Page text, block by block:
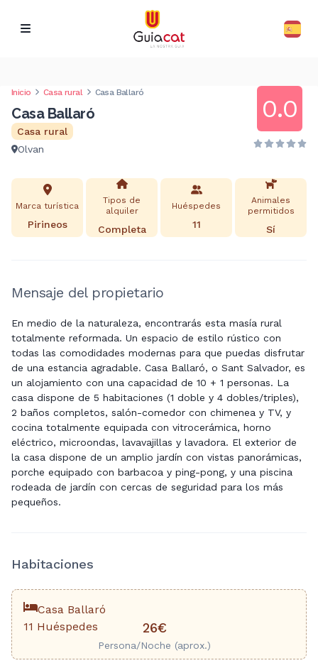
Inicio Casa rural Casa Ballaró
Casa Ballaró
Casa rural
Olvan
0.0
Marca turística
Pirineos
Tipos de
alquiler
Completa
Huéspedes
11
Animales
permitidos
Sí
Mensaje del propietario
En medio de la naturaleza, encontrarás esta masía rural
totalmente reformada. Un espacio de estilo rústico con
todas las comodidades modernas para que puedas disfrutar
de una estancia agradable. Casa Ballaró, o Sant Salvador, es
un alojamiento con una capacidad de 10 + 1 personas. La
casa dispone de 5 habitaciones (1 doble y 4 dobles/triples),
2 baños completos, salón-comedor con chimenea y TV, y
cocina totalmente equipada con vitrocerámica, horno
eléctrico, microondas, lavavajillas y lavadora. El exterior de
la casa dispone de un amplio jardín con vistas panorámicas,
porche equipado con barbacoa y ping-pong, y una piscina
rodeada de jardín con cercas de seguridad para los más
pequeños.
Habitaciones
Casa Ballaró
11 Huéspedes
26€
Persona/Noche (aprox.)